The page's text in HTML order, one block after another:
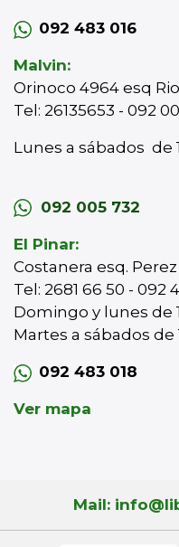
092 483 016
Malvin:
Orinoco 4964 esq
Tel: 26135653 - 092
Lunes a sábados de
092 005 732
El Pinar:
Costanera esq.
Tel: 2681 66 50 - 092
Domingo y lunes de
Martes a sábados de
092 483 018
Ver mapa
Mail: